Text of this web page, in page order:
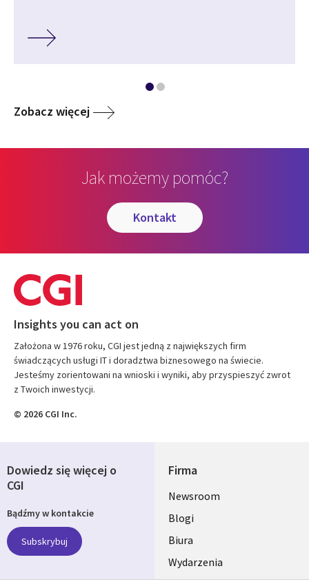
Zobacz więcej
Jak możemy pomóc?
kontakt
Insights you can act on
Założona w 1976 roku, CGI jest jedną z największych firm
świadczących usługi IT i doradztwa biznesowego na świecie.
Jesteśmy zorientowani na wnioski i wyniki, aby przyspieszyć zwrot
z Twoich inwestycji.
© 2026 CGI Inc.
Firma
Useful
links
SECTIONS
POLSKA
Newsroom
Blogi
Biura
Wydarzenia
Dowiedz się więcej o
CGI
Bądźmy w kontakcie
Subskrybuj